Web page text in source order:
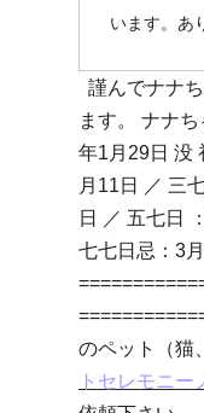
います。あ
謹んでナナ
ます。 ナナ
年1月29日 没
月11日 ／ 三
日 ／ 五七日
七七日忌：3
のペット（猫
トセレモニー